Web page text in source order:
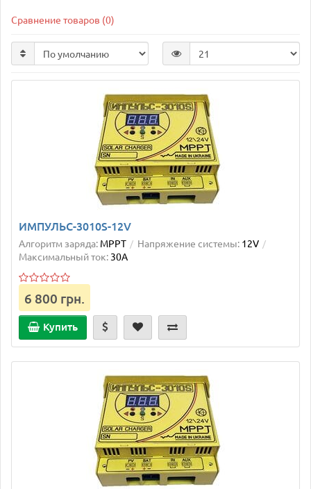
Сравнение товаров (0)
ИМПУЛЬС-3010S-12V
Алгоритм заряда: MPPT Напряжение системы: 12V
Максимальный ток: 30А
6 800 грн.
Купить